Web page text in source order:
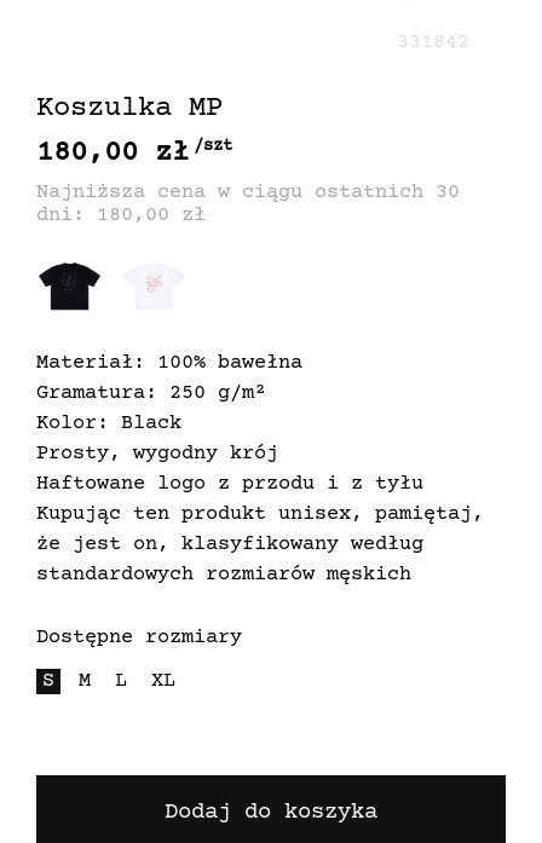
Koszulka MP
331842
180,00 zł /szt
Najniższa cena w ciągu ostatnich 30
dni: 180,00 zł
Materiał: 100% bawełna
Gramatura: 250 g/m²
Kolor: Black
Prosty, wygodny krój
Haftowane logo z przodu i z tyłu
Kupując ten produkt unisex, pamiętaj,
że jest on, klasyfikowany według
standardowych rozmiarów męskich
Dostępne rozmiary
S
M L XL
Dodaj do koszyka